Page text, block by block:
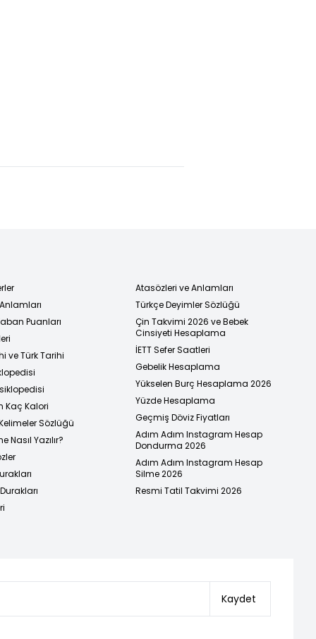
Puanları
ve Türk Tarihi
Kaç Kalori
Sözlüğü
Nasıl Yazılır?
Atasözleri ve Anlamları
Türkçe Deyimler Sözlüğü
Çin Takvimi 2026 ve Bebek
Cinsiyeti Hesaplama
İETT Sefer Saatleri
Gebelik Hesaplama
Yükselen Burç Hesaplama 2026
Yüzde Hesaplama
Geçmiş Döviz Fiyatları
Adım Adım Instagram Hesap
Dondurma 2026
Adım Adım Instagram Hesap
Silme 2026
Resmi Tatil Takvimi 2026
Kaydet